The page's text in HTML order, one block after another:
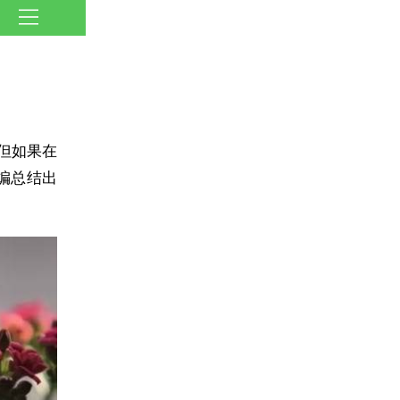
如果在
总结出